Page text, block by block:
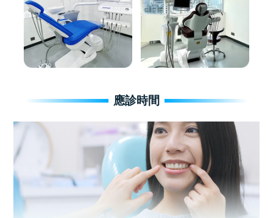
應診時間